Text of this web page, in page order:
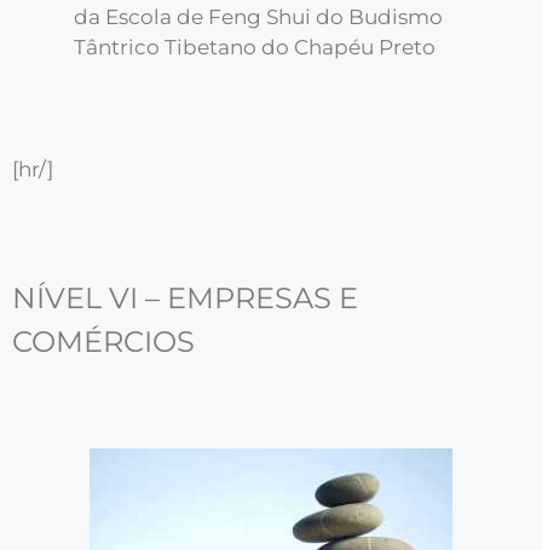
da Escola de Feng Shui do Budismo
Tântrico Tibetano do Chapéu Preto
[hr/]
NÍVEL VI – EMPRESAS E
COMÉRCIOS